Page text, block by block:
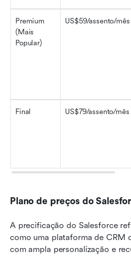
Premium
(Mais
Popular)
US$59/assento/mês
Final US$79/assento/mês
Plano de preços do
A precificação do Salesforce
como uma plataforma de CRM
com ampla personalização e